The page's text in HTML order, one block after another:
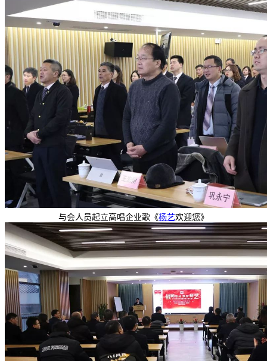
与会人员起立高唱企业歌《杨艺欢迎您》